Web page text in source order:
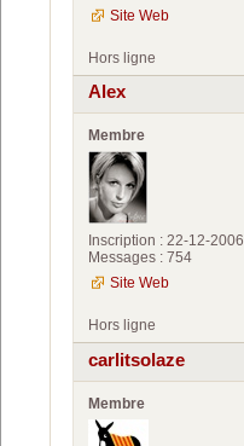
Site Web
Hors ligne
Alex
Membre
Inscription : 22-12-2006
Messages : 754
Site Web
Hors ligne
carlitsolaze
Membre